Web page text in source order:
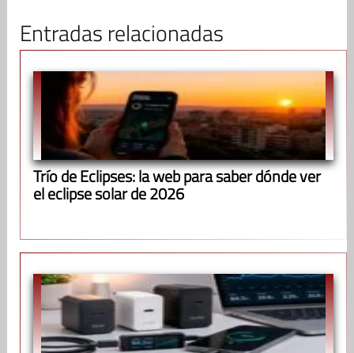
Entradas relacionadas
Trío de Eclipses: la web para saber dónde ver
el eclipse solar de 2026